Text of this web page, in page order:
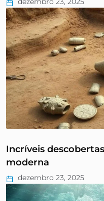
Incríveis
moderna
dezembro 23, 2025